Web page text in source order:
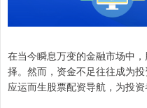
在当今瞬息万变的金融市场中
择。然而，资金不足往往成为
应运而生股票配资导航，为投